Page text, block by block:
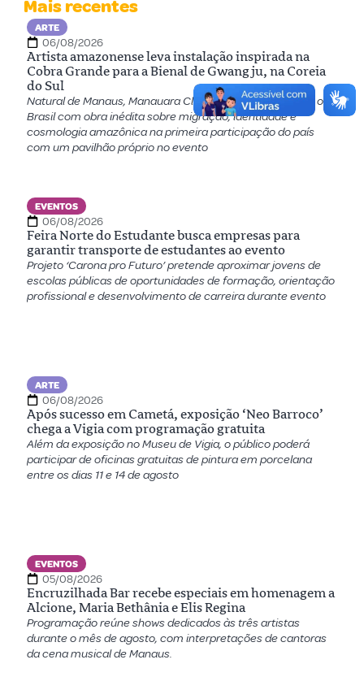
Mais recentes
ARTE
06/08/2026
Artista amazonense leva instalação inspirada na
Cobra Grande para a Bienal de Gwangju, na Coreia
do Sul
Natural de Manaus, Manauara Clandestina representará o
Brasil com obra inédita sobre migração, identidade e
cosmologia amazônica na primeira participação do país
com um pavilhão próprio no evento
EVENTOS
06/08/2026
Feira Norte do Estudante busca empresas para
garantir transporte de estudantes ao evento
Projeto ‘Carona pro Futuro’ pretende aproximar jovens de
escolas públicas de oportunidades de formação, orientação
profissional e desenvolvimento de carreira durante evento
ARTE
06/08/2026
Após sucesso em Cametá, exposição ‘Neo Barroco’
chega a Vigia com programação gratuita
Além da exposição no Museu de Vigia, o público poderá
participar de oficinas gratuitas de pintura em porcelana
entre os dias 11 e 14 de agosto
EVENTOS
05/08/2026
Encruzilhada Bar recebe especiais em homenagem a
Alcione, Maria Bethânia e Elis Regina
Programação reúne shows dedicados às três artistas
durante o mês de agosto, com interpretações de cantoras
da cena musical de Manaus.